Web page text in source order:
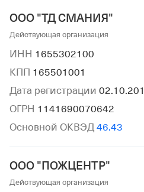
ООО "ТД СМАНИЯ"
Действующая организация
ИНН 1655302100
КПП 165501001
Дата регистрации
ОГРН 1141690070642
Основной ОКВЭД 46.43
ООО "ПОЖЦЕНТР"
Действующая организация